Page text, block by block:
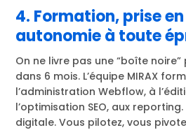
4. Formation, prise
autonomie à toute
On ne livre pas une “boîte
dans 6 mois. L’équipe MIRAX
l’administration Webflow, à
l’optimisation SEO, aux
digitale. Vous pilotez, vous